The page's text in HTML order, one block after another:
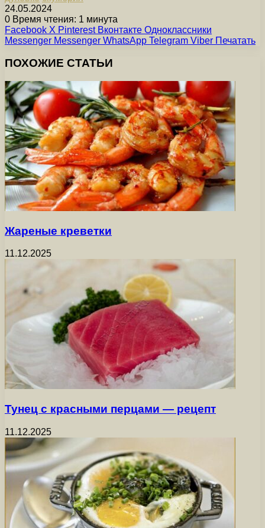
24.05.2024
0 Время чтения: 1 минута
Facebook X Pinterest Вконтакте Одноклассники
Messenger Messenger WhatsApp Telegram Viber Печатать
ПОХОЖИЕ СТАТЬИ
Жареные креветки
11.12.2025
Тунец с красными перцами — рецепт
11.12.2025